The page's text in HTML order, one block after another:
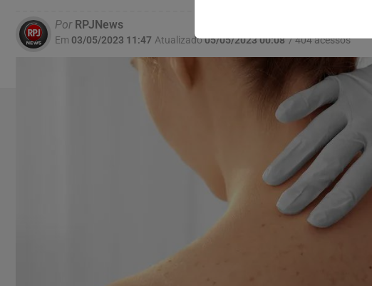
PorRPJNews
Em 03/05/2023 11:47 Atualizado05/05/2023 00:08 / 404 acessos